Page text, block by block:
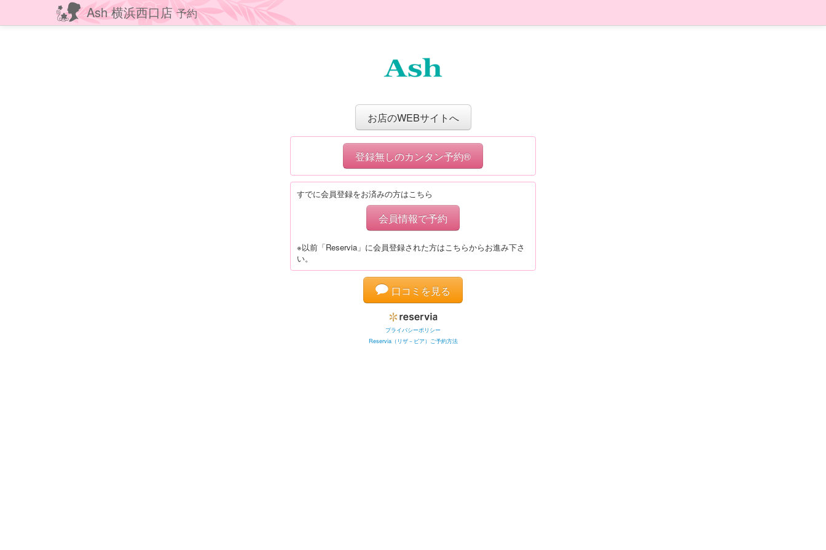
Ash 横浜西口店予約
お店のWEBサイトへ
登録無しのカンタン予約®
すでに会員登録をお済みの方はこちら
会員情報で予約
※以前「Reservia」に会員登録された方はこちらからお進み下さ
い。
口コミを見る
プライバシーポリシー
Reservia（リザ－ビア）ご予約方法